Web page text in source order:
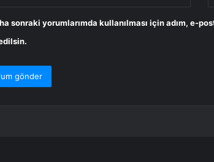
sonraki yorumlarımda kullanılması için adım, e-